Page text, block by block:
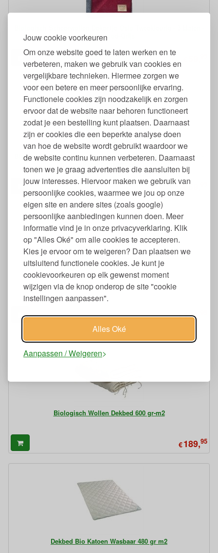
Jouw cookie voorkeuren
Om onze website goed te laten werken en te
verbeteren, maken we gebruik van cookies en
vergelijkbare technieken. Hiermee zorgen we
voor een betere en meer persoonlijke ervaring.
Functionele cookies zijn noodzakelijk en zorgen
ervoor dat de website naar behoren functioneert
zodat je een bestelling kunt plaatsen. Daarnaast
zijn er cookies die een beperkte analyse doen
van hoe de website wordt gebruikt waardoor we
de website continu kunnen verbeteren. Daarnaast
tonen we je graag advertenties die aansluiten bij
jouw interesses. Hiervoor maken we gebruik van
persoonlijke cookies, waarmee we jou op onze
eigen site en andere sites (zoals google)
persoonlijke aanbiedingen kunnen doen. Meer
informatie vind je in onze privacyverklaring. Klik
op "Alles Oké" om alle cookies te accepteren.
Kies je ervoor om te weigeren? Dan plaatsen we
uitsluitend functionele cookies. Je kunt je
cookievoorkeuren op elk gewenst moment
wijzigen via de knop onderop de site "cookie
instellingen aanpassen".
Alles Oké
Aanpassen / Weigeren
Donkerrood-Grijs
Biologisch Scheerwollen Dekentje Oslo Tweekleurig - 3 Maten -
Rood-Donkerrood
59,
Biologisch Wollen Dekbed 300 gr-m2
€134,
Biologisch Wollen Dekbed 600 gr-m2
€189,95
Dekbed Bio Katoen Wasbaar 480 gr m2